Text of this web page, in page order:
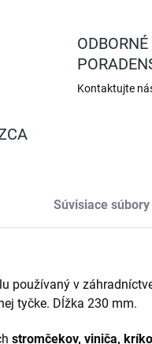
ODBORNÉ
Kontaktujte
Súvisiace
používaný v
tyčke. Dĺžka 230 mm.
stromčekov, viniča,